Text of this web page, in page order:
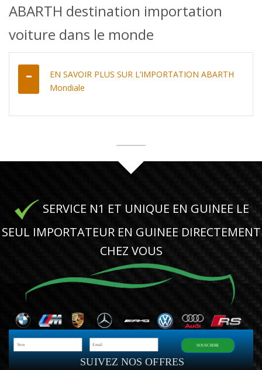
ABARTH destination importation
voiture dans le monde
EN SAVOIR PLUS SUR L’IMPORTATION ABARTH
Mondiale
SERVICE N1 ET UNIQUE EN GUINEE LE
SEUL IMPORTATEUR EN GUINEE DIRECTEMENT
CHEZ VOUS
SUIVEZ NOS OFFRES
SOUSCRIRE